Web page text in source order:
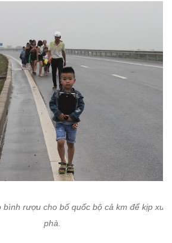
bình rượu cho bố quốc bộ cả km để kịp
phà.